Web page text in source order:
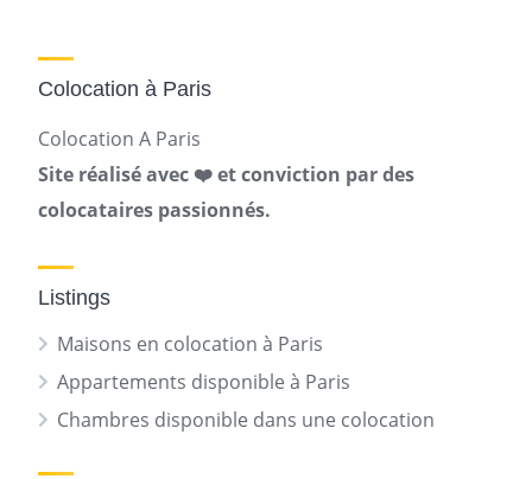
Colocation à Paris
Colocation A Paris
Site réalisé avec ❤️ et conviction par des
colocataires passionnés.
Listings
Maisons en colocation à Paris
Appartements disponible à Paris
Chambres disponible dans une colocation